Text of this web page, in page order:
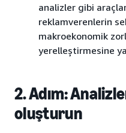
analizler gibi
reklamverenlerin
makroekonomik
yerelleştirmesine
2. Adım:
oluşturun